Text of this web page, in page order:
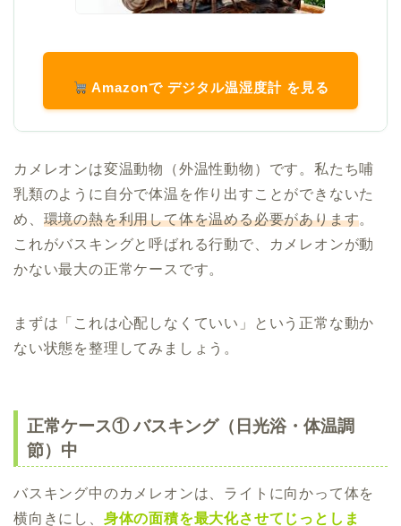
Amazonで デジタル温湿度計 を見る
カメレオンは変温動物（外温性動物）です。私たち哺
乳類のように自分で体温を作り出すことができないた
め、 環境の熱を利用して体を温める必要があります。
これがバスキングと呼ばれる行動で、カメレオンが動
かない最大の正常ケースです。
まずは「これは心配しなくていい」という正常な動か
ない状態を整理してみましょう。
正常ケース① バスキング（日光浴・体温調
節）中
バスキング中のカメレオンは、ライトに向かって体を
横向きにし、 身体の面積を最大化させてじっとしま